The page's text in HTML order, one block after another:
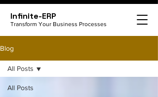
Infinite-ERP
Transform Your Business Processes
Blog
All Posts
All Posts